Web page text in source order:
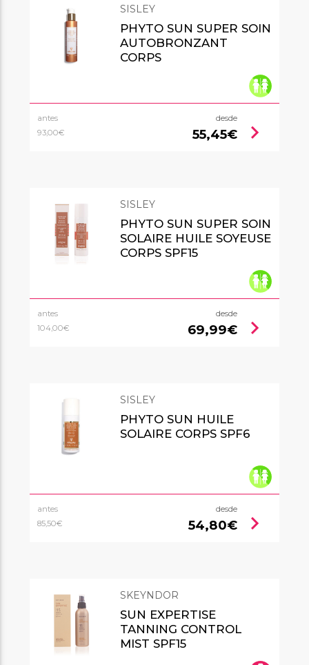
SISLEY
PHYTO SUN SUPER SOIN
AUTOBRONZANT
CORPS
antes
93,00€
desde
55,45€ chevron_right
SISLEY
PHYTO SUN SUPER SOIN
SOLAIRE HUILE SOYEUSE
CORPS SPF15
antes
104,00€
desde
69,99€ chevron_right
SISLEY
PHYTO SUN HUILE
SOLAIRE CORPS SPF6
antes
85,50€
desde
54,80€ chevron_right
SKEYNDOR
SUN EXPERTISE
TANNING CONTROL
MIST SPF15